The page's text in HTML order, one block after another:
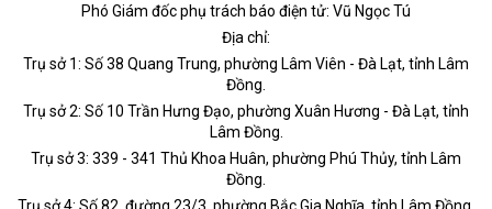
Phó Giám đốc phụ trách báo điện tử: Vũ Ngọc Tú
Địa chỉ:
Trụ sở 1: Số 38 Quang Trung, phường Lâm Viên - Đà Lạt, tỉnh Lâm
Đồng.
Trụ sở 2: Số 10 Trần Hưng Đạo, phường Xuân Hương - Đà Lạt, tỉnh
Lâm Đồng.
Trụ sở 3: 339 - 341 Thủ Khoa Huân, phường Phú Thủy, tỉnh Lâm
Đồng.
Trụ sở 4: Số 82, đường 23/3, phường Bắc Gia Nghĩa, tỉnh Lâm Đồng.